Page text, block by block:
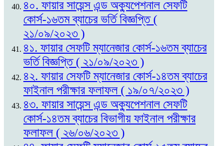
৪০. ফায়ার সায়েন্স এন্ড অক্যুপেশনাল সেফটি
কোর্স-১৬তম ব্যাচের ভর্তি বিজ্ঞপ্তি (
২১/০৯/২০২৩ )
৪১. ফায়ার সেফটি ম্যানেজার কোর্স-১৬তম ব্যাচের
ভর্তি বিজ্ঞপ্তি ( ২১/০৯/২০২৩ )
৪২. ফায়ার সেফটি ম্যানেজার কোর্স-১৪তম ব্যাচের
ফাইনাল পরীক্ষার ফলাফল ( ১৯/০৭/২০২৩ )
৪৩. ফায়ার সায়েন্স এন্ড অক্যুপেশনাল সেফটি
কোর্স-১৪তম ব্যাচের বিভাগীয় ফাইনাল পরীক্ষার
ফলাফল ( ২৬/০৬/২০২৩ )